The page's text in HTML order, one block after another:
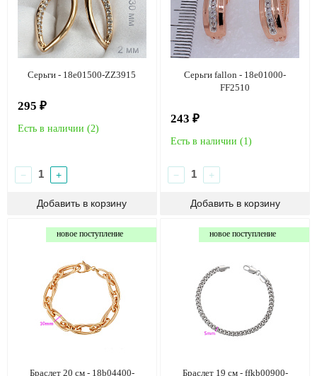
Серьги - 18e01500-ZZ3915
295 ₽
Есть в наличии (2)
− +
Серьги fallon - 18e01000-
FF2510
243 ₽
Есть в наличии (1)
− +
новое поступление
Браслет 20 см - 18b04400-
новое поступление
Браслет 19 см - ffkb00900-